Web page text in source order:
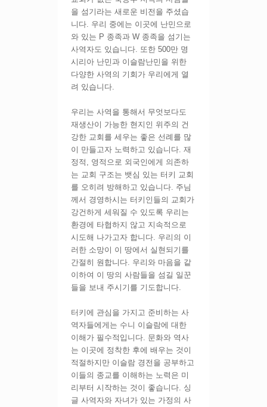
을 섬기라는 새로운 비전을 주셨습
니다. 우리 중에는 이곳에 난민으로
와 있는 P 종족과 W 종족을 섬기는
사역자도 있습니다. 또한 500만 명
시리아 난민과 이슬람난민을 위한
다양한 사역의 기회가 우리에게 열
려 있습니다.
우리는 사역을 통해서 무엇보다도
재생산이 가능한 현지인 위주의 건
강한 교회를 세우는 좋은 선례를 많
이 만들고자 노력하고 있습니다. 재
정적, 영적으로 외국인에게 의존하
는 교회 구조는 뱃심 있는 터키 교회
를 오히려 방해하고 있습니다. 주님
께서 경영하시는 터키인들의 교회가
강건하게 세워질 수 있도록 우리는
환경에 타협하지 않고 지속적으로
시도해 나가고자 합니다. 우리의 이
러한 소망이 이 땅에서 실현되기를
간절히 원합니다. 우리와 마음을 같
이하여 이 땅의 사람들을 섬길 일꾼
들을 보내 주시기를 기도합니다.
터키에 관심을 가지고 준비하는 사
역자들에게는 수니 이슬람에 대한
이해가 필수적입니다. 문화와 역사
는 이곳에 정착한 후에 배우는 것이
적절하지만 이슬람 경전을 공부하고
이들의 종교를 이해하는 노력은 미
리부터 시작하는 것이 좋습니다. 싱
글 사역자와 자녀가 있는 가정의 사